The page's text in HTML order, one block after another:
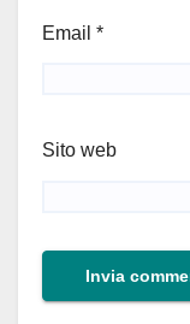
Email *
Sito web